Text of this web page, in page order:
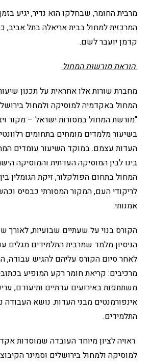
מרבית החומר, שבחלקו הוא נדיר, יגיע
המרכזית למחול בבית אריאלה בתל אביב,
קדמן יועבר לשם.
הוראת מורשות המחול
מחברת שורות אלו אחראית על תכנון
המחול באקדמיה למוסיקה ולמחול
"מורשת המחול במסורות ישראל – מקור
בשיעור מלמדים מומחים בתחומים
העדות עצמם. במוקד השיעור עומדים
בינו לבין המוסיקה העדתית והמוסיקה
המחול בתחום הפולקלור, זיקת הגומלין
לריקודי העם, המקור המסורתי כבסיס
אמנותי.
הקורס בנוי על שעתיים שבועיות, לאורך
הניסיון מלמד שמרבית התלמידים מגלים
לאחר סיום הקורס עליהם להגיש
מרכיבים: קריאת חומר רקע המופיע
משתתפות באירועים עדתיים ותיעודם;
אינפורמנטים מבני העדות. נושא העבודה
התלמידים.
ראויה לציון מיוחד העובדה שמוסדות
למוסיקה ולמחול בירושלים וסמינר